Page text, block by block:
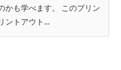
かも学べます。 このプリン
ントアウト...